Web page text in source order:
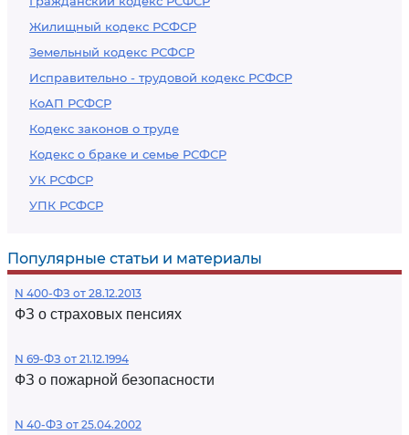
Жилищный кодекс РСФСР
Земельный кодекс РСФСР
Исправительно - трудовой кодекс РСФСР
КоАП РСФСР
Кодекс законов о труде
Кодекс о браке и семье РСФСР
УК РСФСР
УПК РСФСР
Популярные статьи и материалы
N 400-ФЗ от 28.12.2013
ФЗ о страховых пенсиях
N 69-ФЗ от 21.12.1994
ФЗ о пожарной безопасности
N 40-ФЗ от 25.04.2002